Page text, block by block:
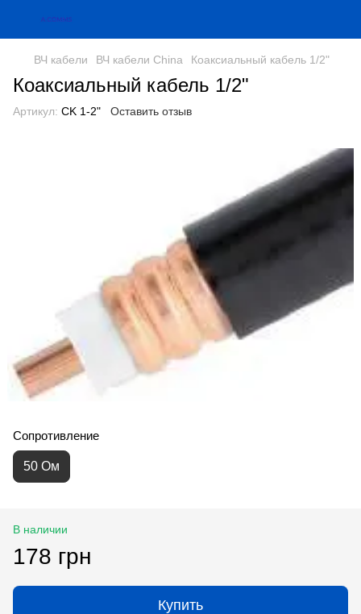
ВЧ кабели ВЧ кабели China Коаксиальный кабель 1/2"
Коаксиальный кабель 1/2"
Артикул: CK 1-2" Оставить отзыв
Сопротивление
50 Ом
В наличии
178 грн
Купить